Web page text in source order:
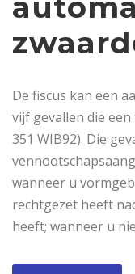
De fiscus kan een
vijf gevallen die
351 WIB92). Die
wanneer u
rechtgezet heeft
heeft; wanneer u